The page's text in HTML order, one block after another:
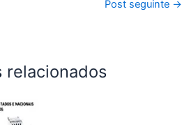
Post seguinte →
relacionados